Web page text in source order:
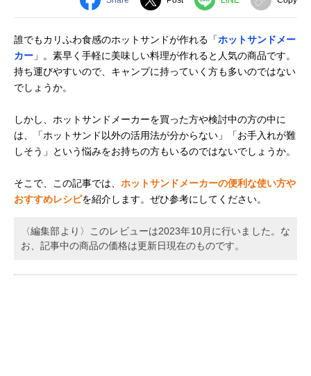
誰でもカリふわ食感のホットサンドが作れる「ホットサンドメー
カー 」。素早く手軽に美味しい料理が作れると人気の商品です。
持ち運びやすいので、キャンプに持っていく方も多いのではない
でしょうか。
しかし、ホットサンドメーカーを買った方や検討中の方の中に
は、「ホットサンド以外の活用法が分からない」「お手入れが難
しそう」という悩みをお持ちの方もいるのではないでしょうか。
そこで、この記事では、 ホットサンドメーカーの便利な使い方や
おすすめレシピを紹介します。ぜひ参考にしてください。
〈編集部より〉このレビューは2023年10月に行いました。な
お、記事中の商品の価格は更新日現在のものです。